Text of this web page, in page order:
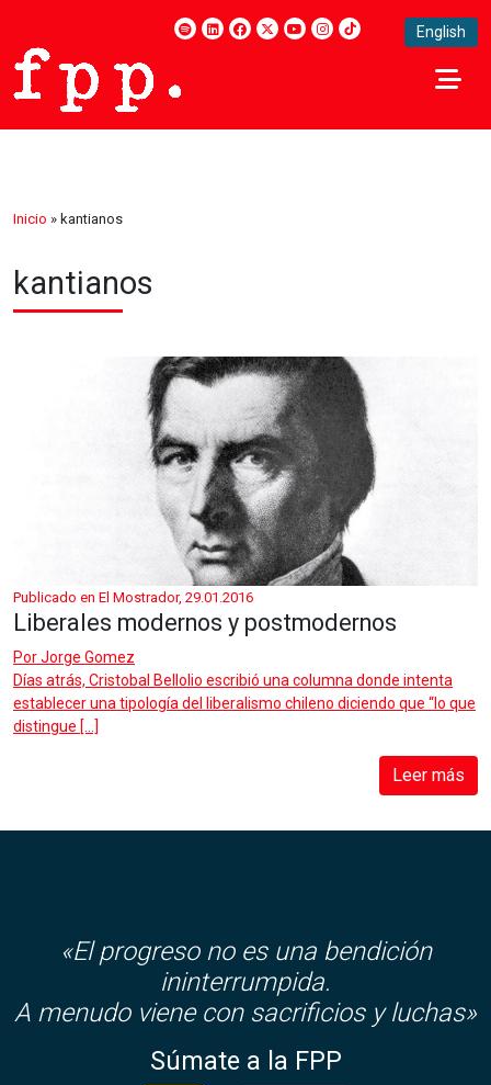
English
Inicio » kantianos
kantianos
Publicado en El Mostrador, 29.01.2016
Liberales modernos y postmodernos
PorJorge Gomez
Días atrás, Cristobal Bellolio escribió una columna donde intenta
establecer una tipología del liberalismo chileno diciendo que “lo que
distingue […]
Leer más
«El progreso no es una bendición
ininterrumpida.
A menudo viene con sacrificios y luchas»
Súmate a la FPP